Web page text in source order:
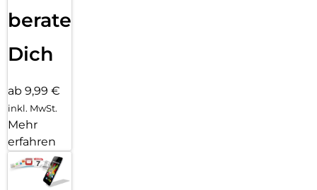
beraten
Dich
ab 9,99 €
inkl. MwSt.
Mehr
erfahren